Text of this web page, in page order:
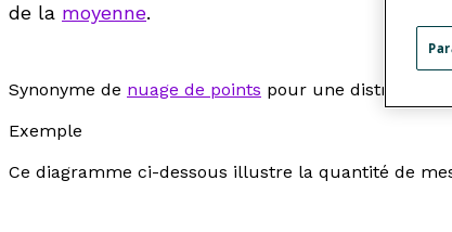
de la moyenne.
Synonyme de nuage de points pour une distribution
Exemple
Ce diagramme ci-dessous illustre la quantité de